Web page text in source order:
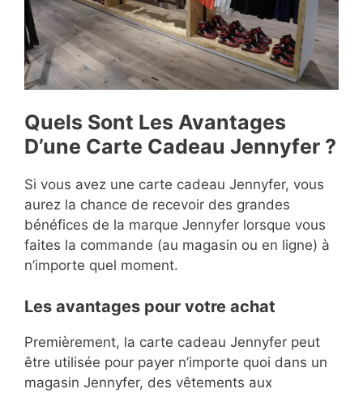
Quels Sont Les Avantages
D’une Carte Cadeau Jennyfer ?
Si vous avez une carte cadeau Jennyfer, vous
aurez la chance de recevoir des grandes
bénéfices de la marque Jennyfer lorsque vous
faites la commande (au magasin ou en ligne) à
n’importe quel moment.
Les avantages pour votre achat
Premièrement, la carte cadeau Jennyfer peut
être utilisée pour payer n’importe quoi dans un
magasin Jennyfer, des vêtements aux